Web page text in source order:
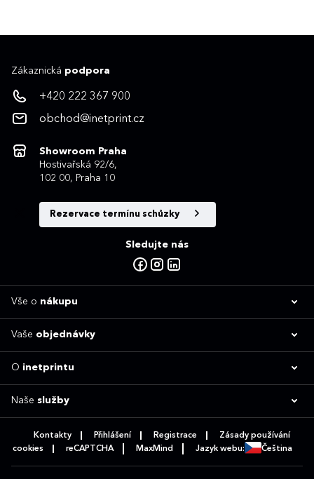
Zákaznická podpora
+420 222 367 900
obchod@inetprint.cz
Showroom Praha
Hostivařská 92/6,
102 00, Praha 10
Rezervace termínu schůzky
Sledujte nás
Vše o nákupu
Vaše objednávky
O inetprintu
Naše služby
Kontakty Přihlášení Registrace
Zásady používání
cookies
reCAPTCHA MaxMind Jazyk webu: Čeština